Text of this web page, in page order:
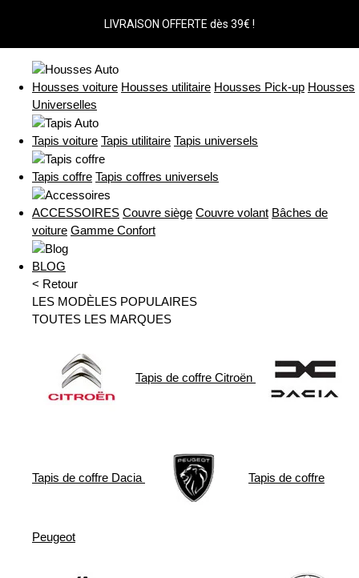
LIVRAISON OFFERTE dès 39€ !
Housses voiture Housses utilitaire Housses Pick-up Housses
Universelles
Tapis voiture Tapis utilitaire Tapis universels
Tapis coffre Tapis coffres universels
ACCESSOIRES Couvre siège Couvre volant Bâches de
voiture Gamme Confort
BLOG
< Retour
LES MODÈLES POPULAIRES
TOUTES LES MARQUES
Tapis de coffre Citroën
Tapis de coffre Dacia Tapis de coffre
Peugeot